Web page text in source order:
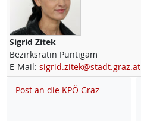
Sigrid Zitek
Bezirksrätin Puntigam
E-Mail: sigrid.zitek@stadt.graz.at
Post an die KPÖ Graz